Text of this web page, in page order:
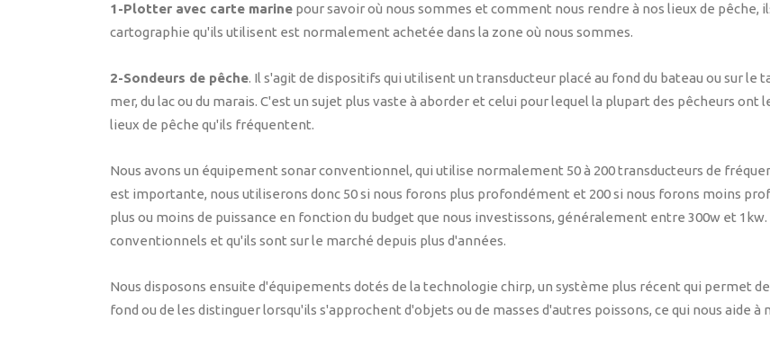
1-Plotter avec carte marine pour savoir où nous sommes et comment nous rendre à nos lieux de
cartographie qu'ils utilisent est normalement achetée dans la zone où nous sommes.
2-Sondeurs de pêche. Il s'agit de dispositifs qui utilisent un transducteur placé au fond du bateau ou sur le
mer, du lac ou du marais. C'est un sujet plus vaste à aborder et celui pour lequel la plupart des pêcheurs
lieux de pêche qu'ils fréquentent.
Nous avons un équipement sonar conventionnel, qui utilise normalement 50 à 200 transducteurs de
est importante, nous utiliserons donc 50 si nous forons plus profondément et 200 si nous forons moins
plus ou moins de puissance en fonction du budget que nous investissons, généralement entre 300w et
conventionnels et qu'ils sont sur le marché depuis plus d'années.
Nous disposons ensuite d'équipements dotés de la technologie chirp, un système plus récent qui permet
fond ou de les distinguer lorsqu'ils s'approchent d'objets ou de masses d'autres poissons, ce qui nous aide